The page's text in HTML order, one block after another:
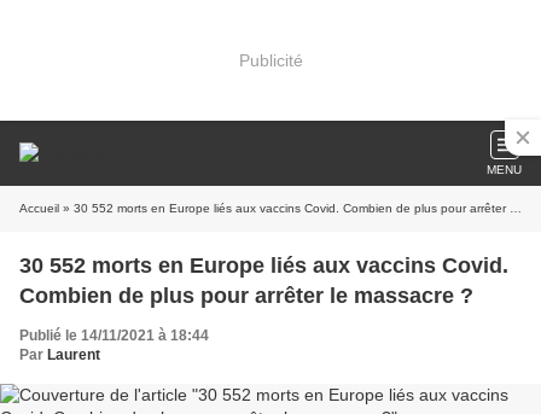
Publicité
MENU
Accueil » 30 552 morts en Europe liés aux vaccins Covid. Combien de plus pour arrêter le massacre ?
30 552 morts en Europe liés aux vaccins Covid.
Combien de plus pour arrêter le massacre ?
Publié le 14/11/2021 à 18:44
Par Laurent